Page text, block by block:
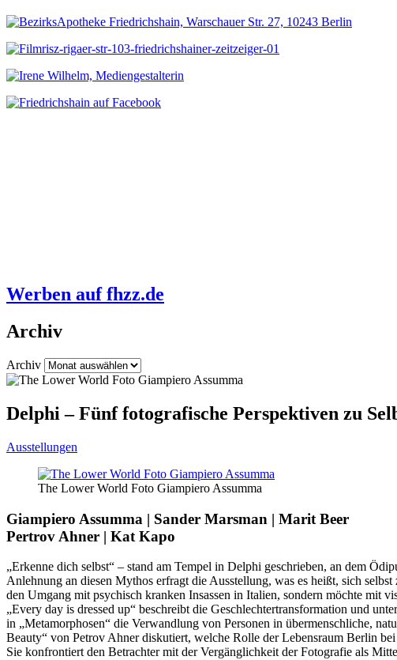
Werben auf fhzz.de
Archiv
Archiv
Delphi – Fünf fotografische Perspektiven zu
Ausstellungen
The Lower World Foto Giampiero Assumma
Giampiero Assumma | Sander Marsman | Marit Beer
Pertrov Ahner | Kat Kapo
„Erkenne dich selbst“ – stand am Tempel in Delphi geschrieben, an dem
Anlehnung an diesen Mythos erfragt die Ausstellung, was es heißt, sich
den Umgang mit psychisch kranken Insassen in Italien, sondern möchte mit
„Every day is dressed up“ beschreibt die Geschlechtertransformation und
in „Metamorphosen“ die Verwandlung von Personen in übermenschliche,
Beauty“ von Petrov Ahner diskutiert, welche Rolle der Lebensraum Berlin
Sie konfrontiert den Betrachter mit der Vergänglichkeit der Fotografie als